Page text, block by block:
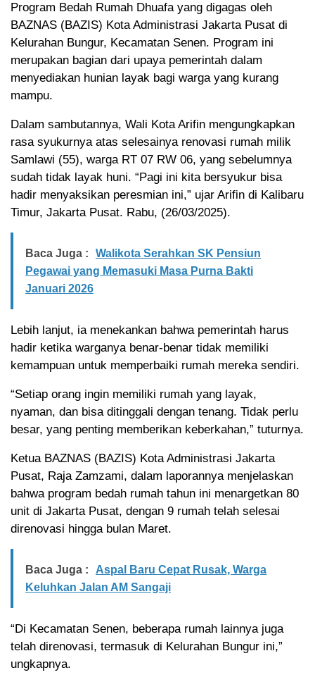
Program Bedah Rumah Dhuafa yang digagas oleh
BAZNAS (BAZIS) Kota Administrasi Jakarta Pusat di
Kelurahan Bungur, Kecamatan Senen. Program ini
merupakan bagian dari upaya pemerintah dalam
menyediakan hunian layak bagi warga yang kurang
mampu.
Dalam sambutannya, Wali Kota Arifin mengungkapkan
rasa syukurnya atas selesainya renovasi rumah milik
Samlawi (55), warga RT 07 RW 06, yang sebelumnya
sudah tidak layak huni. “Pagi ini kita bersyukur bisa
hadir menyaksikan peresmian ini,” ujar Arifin di Kalibaru
Timur, Jakarta Pusat. Rabu, (26/03/2025).
Baca Juga :
Walikota Serahkan SK Pensiun
Pegawai yang Memasuki Masa Purna Bakti
Januari 2026
Lebih lanjut, ia menekankan bahwa pemerintah harus
hadir ketika warganya benar-benar tidak memiliki
kemampuan untuk memperbaiki rumah mereka sendiri.
“Setiap orang ingin memiliki rumah yang layak,
nyaman, dan bisa ditinggali dengan tenang. Tidak perlu
besar, yang penting memberikan keberkahan,” tuturnya.
Ketua BAZNAS (BAZIS) Kota Administrasi Jakarta
Pusat, Raja Zamzami, dalam laporannya menjelaskan
bahwa program bedah rumah tahun ini menargetkan 80
unit di Jakarta Pusat, dengan 9 rumah telah selesai
direnovasi hingga bulan Maret.
Baca Juga :
Aspal Baru Cepat Rusak, Warga
Keluhkan Jalan AM Sangaji
“Di Kecamatan Senen, beberapa rumah lainnya juga
telah direnovasi, termasuk di Kelurahan Bungur ini,”
ungkapnya.